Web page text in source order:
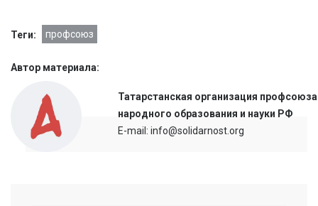
Теги: профсоюз
Автор материала:
Татарстанская организация профсоюза
народного образования и науки РФ
E-mail: info@solidarnost.org